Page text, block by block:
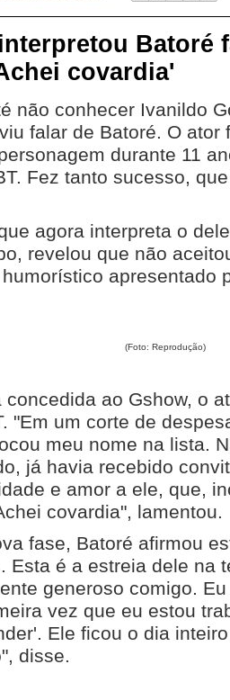
Batoré
covardia'
não conhecer Ivanildo
falar de Batoré. O ator
durante 11
Fez tanto sucesso,
agora interpreta o
revelou que não
apresentado
(Foto: Reprodução)
concedida ao Gshow, o
"Em um corte de
meu nome na lista.
já havia recebido
e amor a ele, que,
covardia", lamentou.
fase, Batoré afirmou
Esta é a estreia dele na
generoso comigo.
vez que eu estou
Ele ficou o dia
disse.